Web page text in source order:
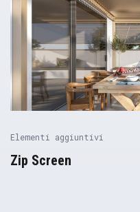
Elementi aggiuntivi
Zip Screen